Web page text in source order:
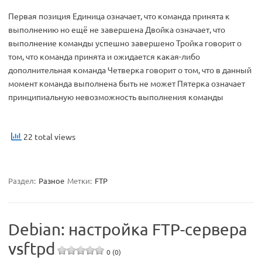
Первая позиция Единица означает, что команда принята к
выполнению но ещё не завершена Двойка означает, что
выполнение команды успешно завершено Тройка говорит о
том, что команда принята и ожидается какая-либо
дополнительная команда Четверка говорит о том, что в данный
момент команда выполнена быть не может Пятерка означает
принципиальную невозможность выполнения команды
22 total views
Раздел: Разное Метки: FTP
Debian: настройка FTP-сервера
vsftpd
0 (0)